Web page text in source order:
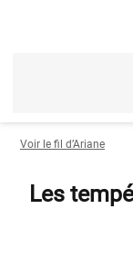
Voir le fil d’Ariane
Les